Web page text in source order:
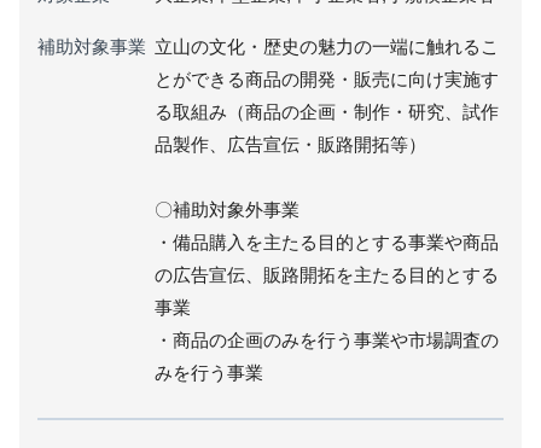
補助対象事業 立山の文化・歴史の魅力の一端に触れるこ
とができる商品の開発・販売に向け実施す
る取組み（商品の企画・制作・研究、試作
品製作、広告宣伝・販路開拓等）
〇補助対象外事業
・備品購入を主たる目的とする事業や商品
の広告宣伝、販路開拓を主たる目的とする
事業
・商品の企画のみを行う事業や市場調査の
みを行う事業